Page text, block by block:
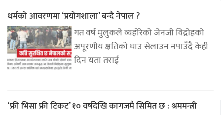
धर्मको आवरणमा ‘प्रयोगशाला’ बन्दै नेपाल ?
गत वर्ष मुलुकले व्यहोरेको जेनजी विद्रोहको
अपूरणीय क्षतिको घाउ सेलाउन नपाउँदै केही
दिन यता तराई
‘फ्री भिसा फ्री टिकट’ १० वर्षदेखि कागजमै सिमित छ : श्रममन्त्री